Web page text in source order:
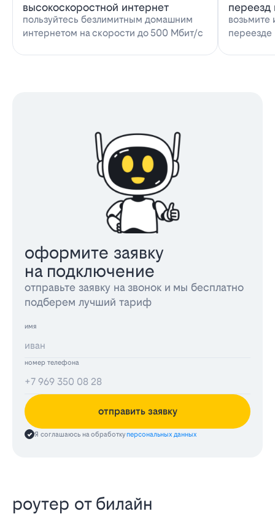
высокоскоростной интернет
пользуйтесь безлимитным домашним
интернетом на скорости до 500 Мбит/с
переезд
возьмите
переезде
оформите заявку
на подключение
отправьте заявку на звонок и мы бесплатно
подберем лучший тариф
имя
номер телефона
отправить заявку
Я соглашаюсь на обработкуперсональных данных
роутер от билайн